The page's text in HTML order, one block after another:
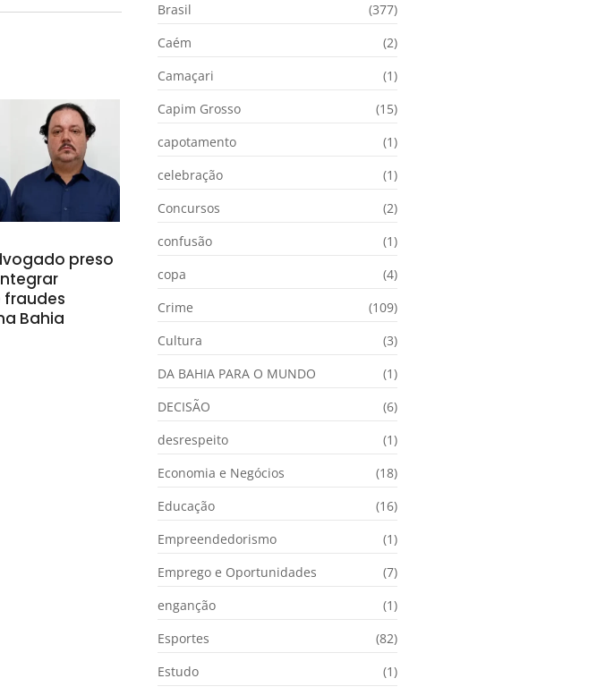
preso
fraudes
Bahia
Brasil
(377)
Caém
(2)
Camaçari
(1)
Capim Grosso
(15)
capotamento
(1)
celebração
(1)
Concursos
(2)
confusão
(1)
copa
(4)
Crime
(109)
Cultura
(3)
DA BAHIA PARA O MUNDO
(1)
DECISÃO
(6)
desrespeito
(1)
Economia e Negócios
(18)
Educação
(16)
Empreendedorismo
(1)
Emprego e Oportunidades
(7)
enganção
(1)
Esportes
(82)
Estudo
(1)